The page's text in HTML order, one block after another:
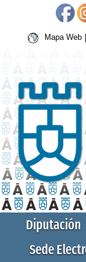
Mapa Web
Diputación
Sede